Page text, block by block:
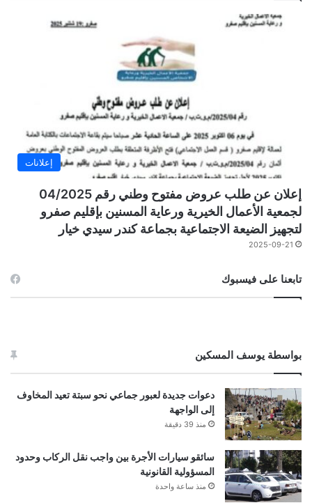
إعلانات
إعلان عن طلب عروض مفتوح وطني رقم 04/2025
لجمعية الأعمال الخيرية ورعاية المسنين بإقليم صفرو
لتجهيز الضيعة الاجتماعية بجماعة كندر سيدي خيار
2025-09-21
تابعنا على فيسبوك
بواسطة يوسف المسكين
دعوات جديدة لعبور جماعي نحو سبتة تعيد المخاوف
إلى الواجهة
منذ 39 دقيقة
سائقو سيارات الأجرة بين واجب نقل الركاب وحدود
المسؤولية القانونية
منذ ساعة واحدة